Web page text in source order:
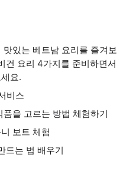
있는 베트남 요리를 즐겨보
건 요리 4가지를 준비하면서
요.
비스
을 고르는 방법 체험하기
보트 체험
드는 법 배우기